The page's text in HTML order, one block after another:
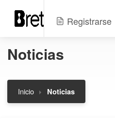
Registrarse
Noticias
Inicio Noticias